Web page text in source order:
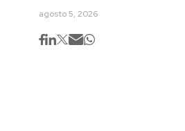
agosto 5, 2026